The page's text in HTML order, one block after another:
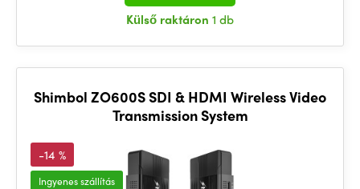
Külső raktáron 1 db
Shimbol ZO600S SDI & HDMI Wireless Video
Transmission System
-14 %
Ingyenes szállítás